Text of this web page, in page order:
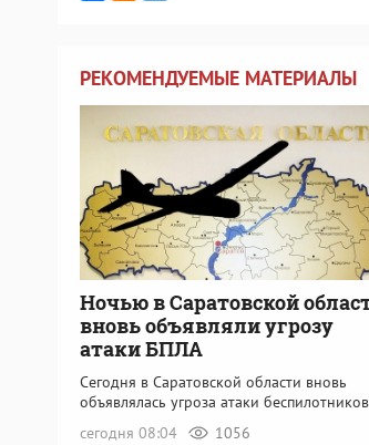
РЕКОМЕНДУЕМЫЕ МАТЕРИАЛЫ
Ночью в Саратовской
вновь объявляли угрозу
атаки БПЛА
Сегодня в Саратовской области вновь
объявлялась угроза атаки беспилотников
сегодня 08:04
1056